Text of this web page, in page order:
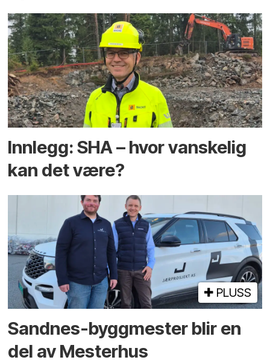
Innlegg: SHA – hvor vanskelig
kan det være?
PLUSS
Sandnes-byggmester blir en
del av Mesterhus